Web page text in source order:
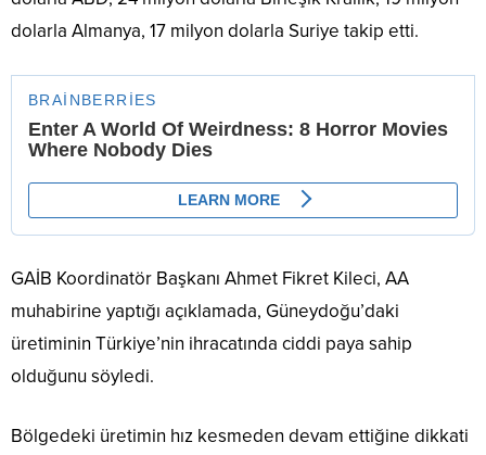
dolarla Almanya, 17 milyon dolarla Suriye takip etti.
GAİB Koordinatör Başkanı Ahmet Fikret Kileci, AA
muhabirine yaptığı açıklamada, Güneydoğu’daki
üretiminin Türkiye’nin ihracatında ciddi paya sahip
olduğunu söyledi.
Bölgedeki üretimin hız kesmeden devam ettiğine dikkati